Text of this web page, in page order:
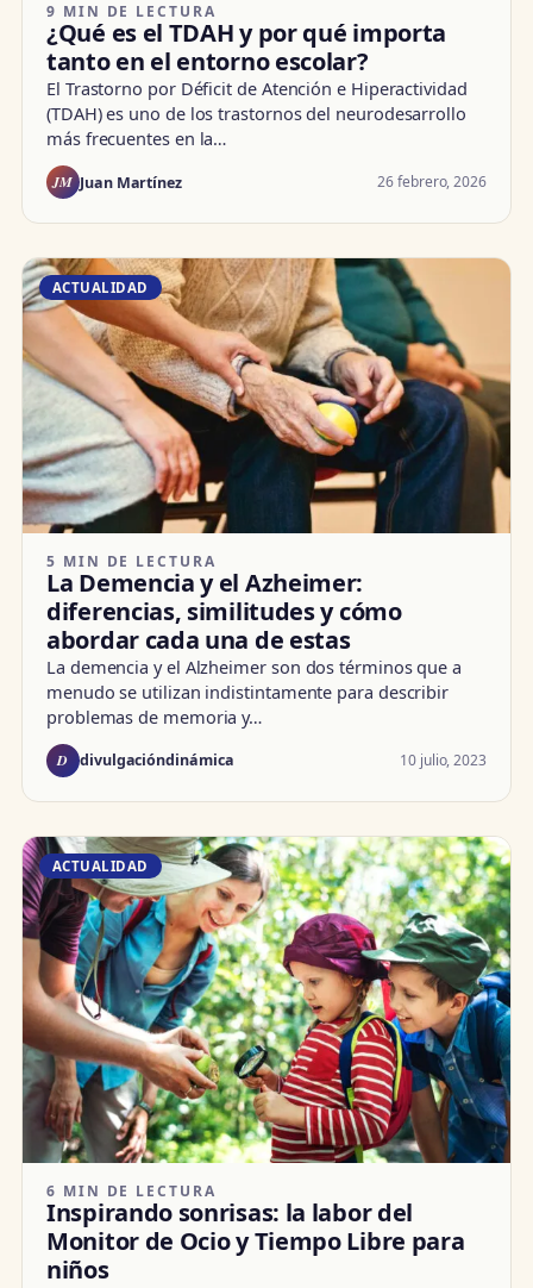
9 MIN DE LECTURA
¿Qué es el TDAH y por qué importa
tanto en el entorno escolar?
El Trastorno por Déficit de Atención e Hiperactividad
(TDAH) es uno de los trastornos del neurodesarrollo
más frecuentes en la…
JM Juan Martínez 26 febrero, 2026
ACTUALIDAD
5 MIN DE LECTURA
La Demencia y el Azheimer:
diferencias, similitudes y cómo
abordar cada una de estas
La demencia y el Alzheimer son dos términos que a
menudo se utilizan indistintamente para describir
problemas de memoria y…
D divulgacióndinámica 10 julio, 2023
ACTUALIDAD
6 MIN DE LECTURA
Inspirando sonrisas: la labor del
Monitor de Ocio y Tiempo Libre para
niños